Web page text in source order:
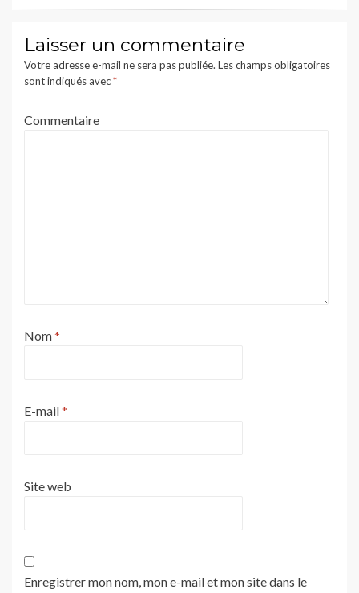
Laisser un commentaire
Votre adresse e-mail ne sera pas publiée. Les champs obligatoires
sont indiqués avec*
Commentaire
Nom*
E-mail*
Site web
Enregistrer mon nom, mon e-mail et mon site dans le